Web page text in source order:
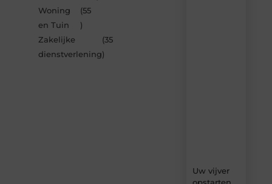
Woning
en Tuin
(55
)
Zakelijke
dienstverlening
(35
)
Uw vijver